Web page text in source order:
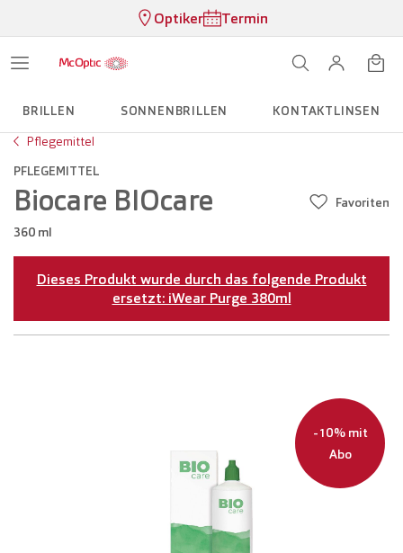
Optiker Termin
BRILLEN SONNENBRILLEN
KONTAKTLINSEN
Pflegemittel
PFLEGEMITTEL
Biocare BIOcare
360 ml
Favoriten
Dieses Produkt wurde durch das folgende Produkt
ersetzt: iWear Purge 380ml
-10% mit
Abo